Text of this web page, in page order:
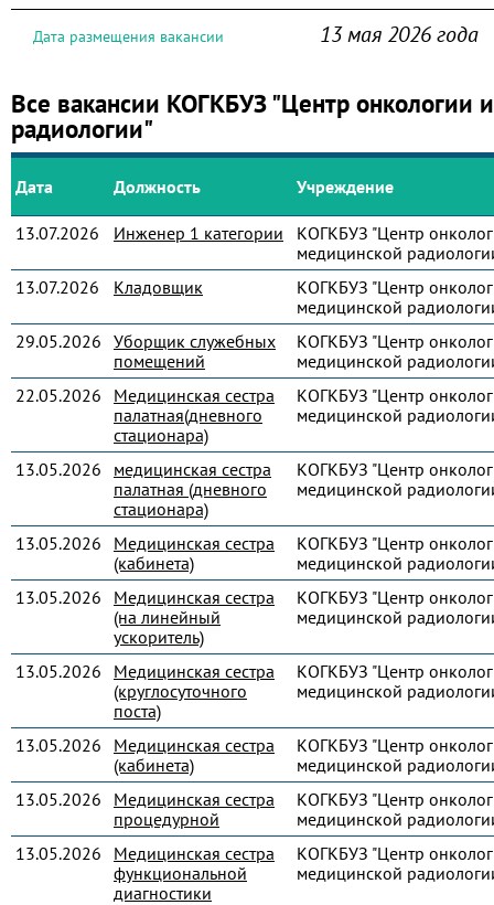
Дата размещения вакансии 13 мая 2026 года
Все вакансии КОГКБУЗ "Центр онкологии
радиологии"
Дата Должность Учреждение
13.07.2026 Инженер 1 категории
КОГКБУЗ "Центр
медицинской
13.07.2026
Кладовщик
КОГКБУЗ "Центр
медицинской
29.05.2026 Уборщик служебных
помещений
КОГКБУЗ "Центр
медицинской
22.05.2026
Медицинская сестра
палатная(дневного
стационара)
КОГКБУЗ "Центр
медицинской
13.05.2026
медицинская сестра
палатная (дневного
стационара)
КОГКБУЗ "Центр
медицинской
13.05.2026
Медицинская сестра
(кабинета)
КОГКБУЗ "Центр
медицинской
13.05.2026
Медицинская сестра
(на линейный
ускоритель)
КОГКБУЗ "Центр
медицинской
13.05.2026
Медицинская сестра
(круглосуточного
поста)
КОГКБУЗ "Центр
медицинской
13.05.2026
Медицинская сестра
(кабинета)
КОГКБУЗ "Центр
медицинской
13.05.2026
Медицинская сестра
процедурной
КОГКБУЗ "Центр
медицинской
13.05.2026
Медицинская сестра
функциональной
диагностики
КОГКБУЗ "Центр
медицинской